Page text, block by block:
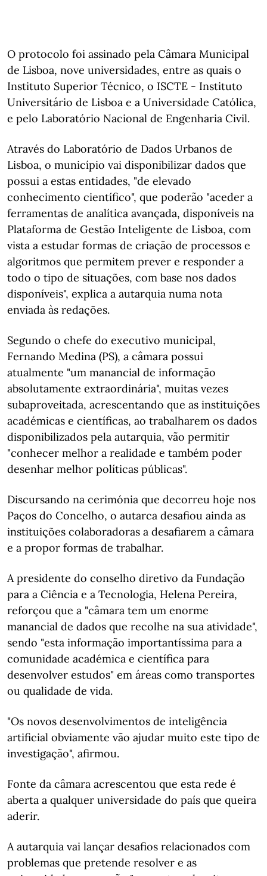
O protocolo foi assinado pela Câmara Municipal
de Lisboa, nove universidades, entre as quais o
Instituto Superior Técnico, o ISCTE - Instituto
Universitário de Lisboa e a Universidade Católica,
e pelo Laboratório Nacional de Engenharia Civil.
Através do Laboratório de Dados Urbanos de
Lisboa, o município vai disponibilizar dados que
possui a estas entidades, "de elevado
conhecimento científico", que poderão "aceder a
ferramentas de analítica avançada, disponíveis na
Plataforma de Gestão Inteligente de Lisboa, com
vista a estudar formas de criação de processos e
algoritmos que permitem prever e responder a
todo o tipo de situações, com base nos dados
disponíveis", explica a autarquia numa nota
enviada às redações.
Segundo o chefe do executivo municipal,
Fernando Medina (PS), a câmara possui
atualmente "um manancial de informação
absolutamente extraordinária", muitas vezes
subaproveitada, acrescentando que as instituições
académicas e científicas, ao trabalharem os dados
disponibilizados pela autarquia, vão permitir
"conhecer melhor a realidade e também poder
desenhar melhor políticas públicas".
Discursando na cerimónia que decorreu hoje nos
Paços do Concelho, o autarca desafiou ainda as
instituições colaboradoras a desafiarem a câmara
e a propor formas de trabalhar.
A presidente do conselho diretivo da Fundação
para a Ciência e a Tecnologia, Helena Pereira,
reforçou que a "câmara tem um enorme
manancial de dados que recolhe na sua atividade",
sendo "esta informação importantíssima para a
comunidade académica e científica para
desenvolver estudos" em áreas como transportes
ou qualidade de vida.
"Os novos desenvolvimentos de inteligência
artificial obviamente vão ajudar muito este tipo de
investigação", afirmou.
Fonte da câmara acrescentou que esta rede é
aberta a qualquer universidade do país que queira
aderir.
A autarquia vai lançar desafios relacionados com
problemas que pretende resolver e as